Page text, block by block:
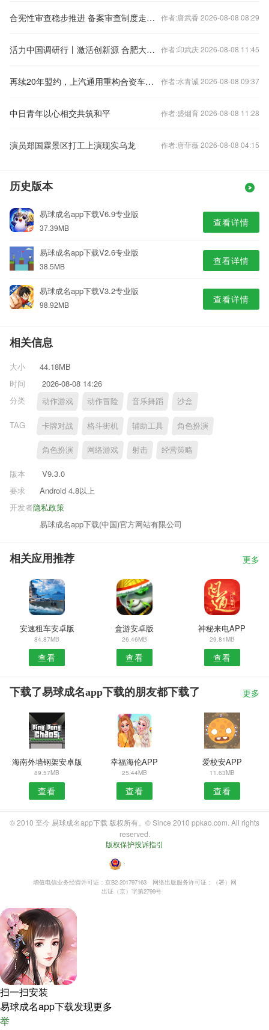
合宪性审查稳步推进 备案审查制度走向刚性 作者:唐武香 2026-08-08 08:29
活力中国调研行丨激活创新源 合肥大健康科研成果加速产业化 作者:印武庆 2026-08-08 11:45
再续20年盟约，上汽通用重构合资车企生存范式 作者:水青诚 2026-08-08 09:37
中日青年以心相交共筑和平 作者:盛烟育 2026-08-08 11:28
演员郑国霖景区打工上演现实乌龙 作者:唐菲薇 2026-08-08 04:15
历史版本
易球成名app下载V6.9专业版
37.39MB 查看详情
易球成名app下载V2.6专业版
38.5MB 查看详情
易球成名app下载V3.2专业版
98.92MB 查看详情
相关信息
大小
44.18MB
时间
2026-08-08 14:26
分类
动作游戏 动作冒险 音乐舞蹈 沙盒
TAG 卡牌对战 格斗街机 辅助工具 角色扮演
角色扮演 网络游戏 射击 经营策略
版本
V9.3.0
要求
Android 4.8以上
隐私政策
开发者
易球成名app下载(中国)官方网站有限公司
相关应用推荐 更多
安速租车安卓版
84.87MB
查看
盒游安卓版
26.46MB
查看
神秘来电APP
29.81MB
查看
下载了易球成名app下载的朋友都下载了 更多
海南外墙钢架安卓版
89.57MB
查看
幸福海伦APP
25.44MB
查看
爱校安APP
11.63MB
查看
© 2010 至今 易球成名app下载 版权所有。© Since 2010 ppkao.com. All rights
reserved.
版权保护投诉指引
・
增值电信业务经营许可证：京B2-201797163
网络出版服务许可证：（署）网
出证（京）字第2799号
扫一扫安装
易球成名app下载发现更多
举